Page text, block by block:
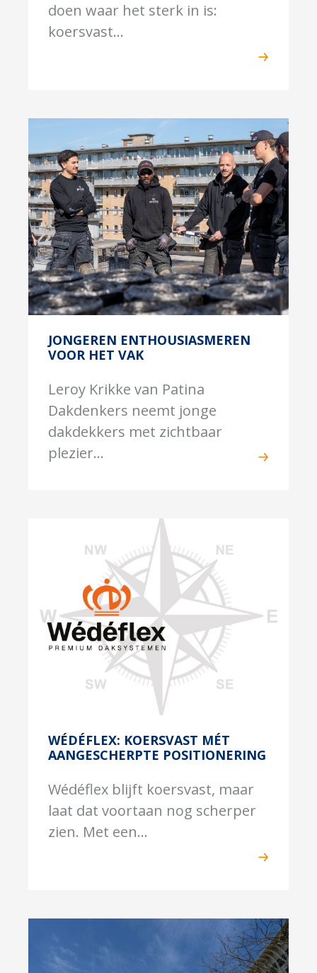
doen waar het sterk in is:
koersvast...
JONGEREN ENTHOUSIASMEREN
VOOR HET VAK
Leroy Krikke van Patina
Dakdenkers neemt jonge
dakdekkers met zichtbaar
plezier...
WÉDÉFLEX: KOERSVAST MÉT
AANGESCHERPTE POSITIONERING
Wédéflex blijft koersvast, maar
laat dat voortaan nog scherper
zien. Met een...